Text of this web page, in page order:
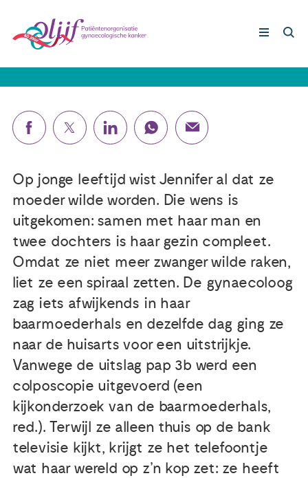
Nieuws
Agenda
Publicaties
Ervaringsdeskundigheid
Over ons
Contact
Lotgenoten
Leven met/na kanker
Steun ons
Jennifer (31): ‘Mijn kinderen hebben
me overeind gehouden’
Op jonge leeftijd wist Jennifer al dat ze
moeder wilde worden. Die wens is
uitgekomen: samen met haar man en
twee dochters is haar gezin compleet.
Omdat ze niet meer zwanger wilde raken,
liet ze een spiraal zetten. De gynaecoloog
zag iets afwijkends in haar
baarmoederhals en dezelfde dag ging ze
naar de huisarts voor een uitstrijkje.
Vanwege de uitslag pap 3b werd een
colposcopie uitgevoerd (een
kijkonderzoek van de baarmoederhals,
red.). Terwijl ze alleen thuis op de bank
televisie kijkt, krijgt ze het telefoontje
wat haar wereld op z’n kop zet: ze heeft